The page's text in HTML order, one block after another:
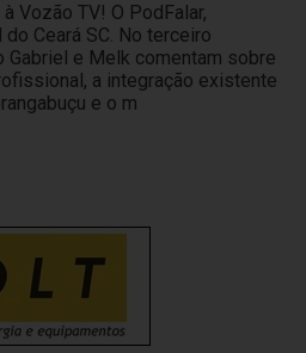
Vozão TV! O PodFalar,
Ceará SC. No terceiro
e Melk comentam sobre
a integração existente
e o m